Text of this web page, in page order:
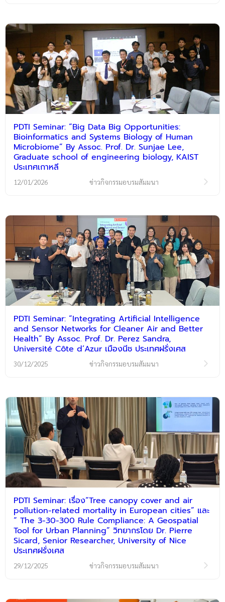
PDTI Seminar: “Big Data Big Opportunities:
Bioinformatics and Systems Biology of Human
Microbiome” By Assoc. Prof. Dr. Sunjae Lee,
Graduate school of engineering biology, KAIST
ประเทศเกาหลี
12/01/2026 ข่าวกิจกรรมอบรมสัมมนา
PDTI Seminar: “Integrating Artificial Intelligence
and Sensor Networks for Cleaner Air and Better
Health” By Assoc. Prof. Dr. Perez Sandra,
Université Côte d’Azur เมืองนีช ประเทศฝรั่งเศส
30/12/2025 ข่าวกิจกรรมอบรมสัมมนา
PDTI Seminar: เรื่อง“Tree canopy cover and air
pollution-related mortality in European cities” และ
“ The 3-30-300 Rule Compliance: A Geospatial
Tool for Urban Planning” วิทยากรโดย Dr. Pierre
Sicard, Senior Researcher, University of Nice
ประเทศฝรั่งเศส
29/12/2025 ข่าวกิจกรรมอบรมสัมมนา